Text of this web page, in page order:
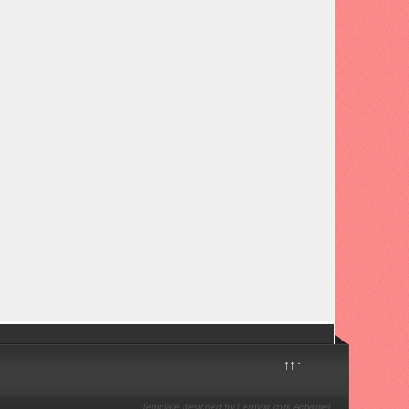
↑↑↑
Template designed by LernVid.com Achamel